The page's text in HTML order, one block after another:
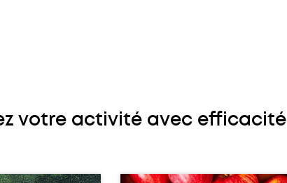
votre activité avec efficacité